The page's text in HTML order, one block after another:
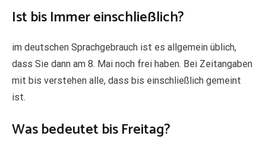
Ist bis Immer einschließlich?
im deutschen Sprachgebrauch ist es allgemein üblich,
dass Sie dann am 8. Mai noch frei haben. Bei Zeitangaben
mit bis verstehen alle, dass bis einschließlich gemeint
ist.
Was bedeutet bis Freitag?